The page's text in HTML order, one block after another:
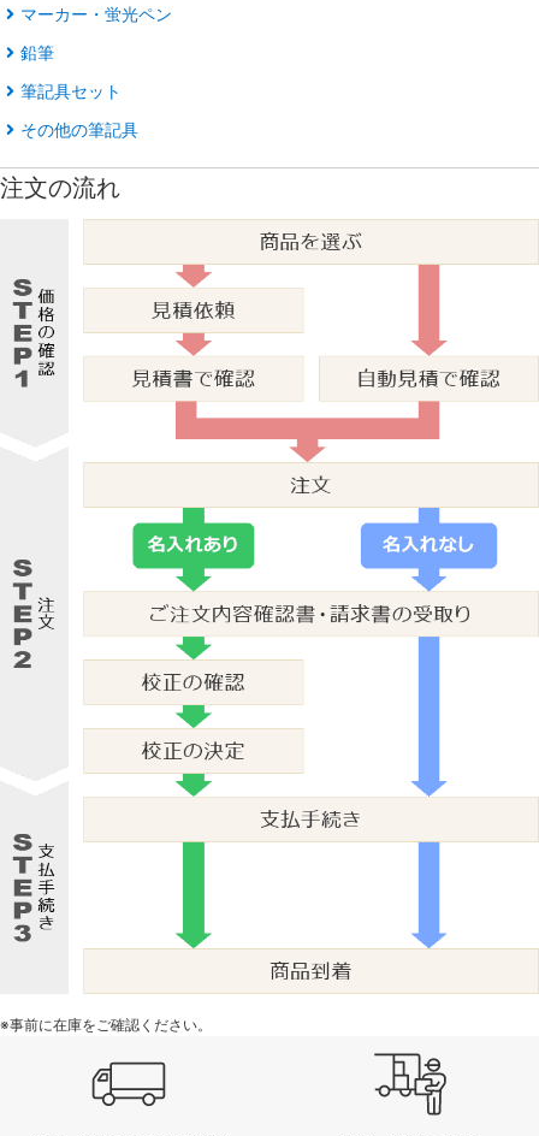
マーカー・蛍光ペン
鉛筆
筆記具セット
その他の筆記具
注文の流れ
※事前に在庫をご確認ください。